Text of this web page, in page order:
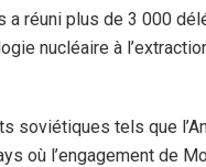
a réuni plus de 3 000
nucléaire à
soviétiques tels que
où l’engagement de